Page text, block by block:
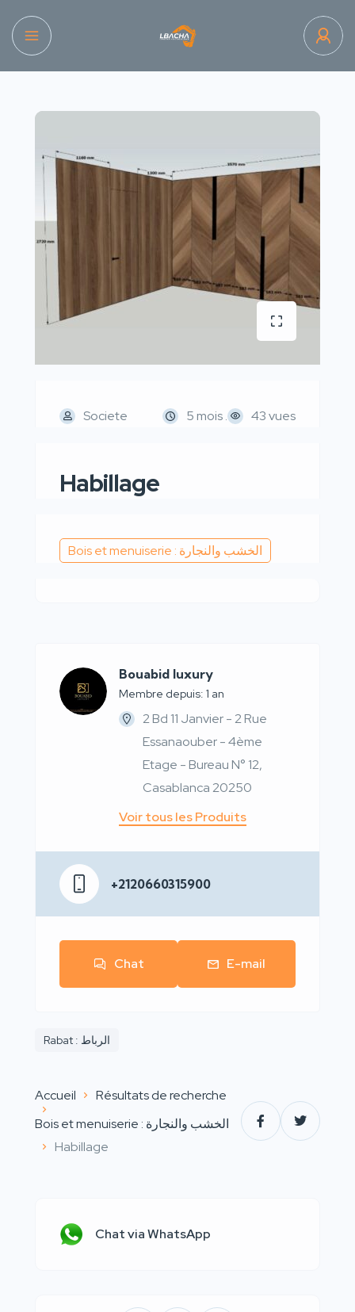
Societe 5 mois . 43 vues
Habillage
Bois et menuiserie : الخشب والنجارة
Bouabid luxury
Membre depuis: 1 an
2 Bd 11 Janvier - 2 Rue
Essanaouber - 4ème
Etage - Bureau N° 12,
Casablanca 20250
Voir tous les Produits
+2120660315900
Chat E-mail
Rabat : الرباط
Accueil
Résultats de recherche
Bois et menuiserie : الخشب والنجارة
Habillage
Chat via WhatsApp